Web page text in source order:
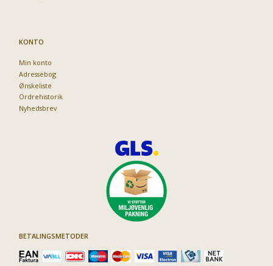
KONTO
Min konto
Adressebog
Ønskeliste
Ordrehistorik
Nyhedsbrev
BETALINGSMETODER